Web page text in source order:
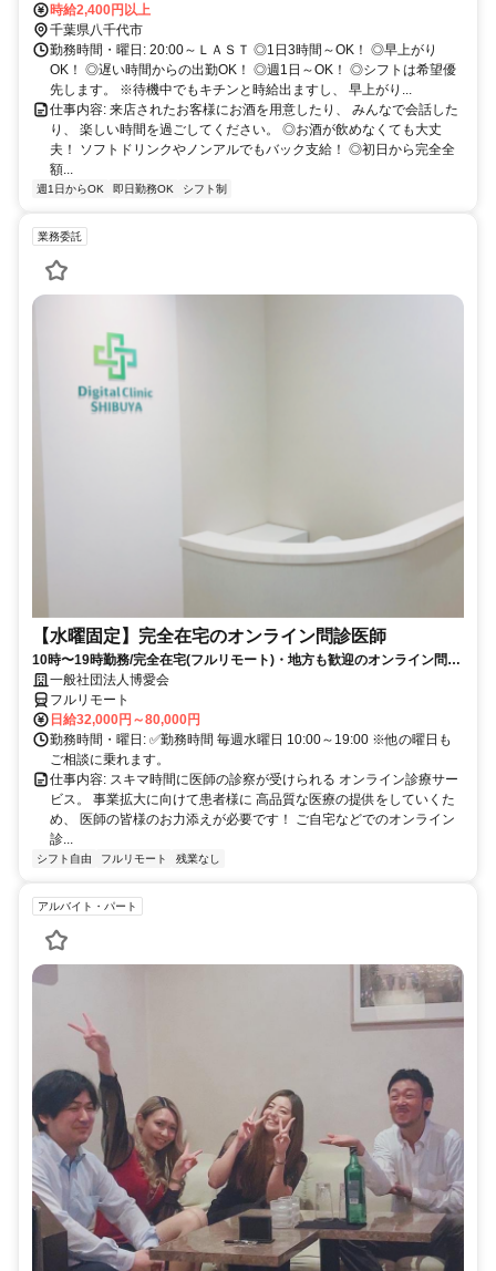
迎！時給2,400円以上
千葉県八千代市
勤務時間・曜日: 20:00～ＬＡＳＴ ◎1日3時間～OK！ ◎早上がり
OK！ ◎遅い時間からの出勤OK！ ◎週1日～OK！ ◎シフトは希望優
先します。 ※待機中でもキチンと時給出ますし、 早上がり...
仕事内容: 来店されたお客様にお酒を用意したり、 みんなで会話した
り、 楽しい時間を過ごしてください。 ◎お酒が飲めなくても大丈
夫！ ソフトドリンクやノンアルでもバック支給！ ◎初日から完全全
額...
週1日からOK 即日勤務OK シフト制
業務委託
【水曜固定】完全在宅のオンライン問診医師
10時〜19時勤務/完全在宅(フルリモート)・地方も歓迎のオンライン問診
業務一般社団法人博愛会
フルリモート
日給32,000円～80,000円
勤務時間・曜日: ✅勤務時間 毎週水曜日 10:00～19:00 ※他の曜日も
ご相談に乗れます。
仕事内容: スキマ時間に医師の診察が受けられる オンライン診療サー
ビス。 事業拡大に向けて患者様に 高品質な医療の提供をしていくた
め、 医師の皆様のお力添えが必要です！ ご自宅などでのオンライン
診...
シフト自由 フルリモート 残業なし
アルバイト・パート